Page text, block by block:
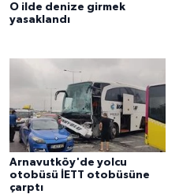
O ilde denize girmek
yasaklandı
Arnavutköy'de yolcu
otobüsü İETT otobüsüne
çarptı